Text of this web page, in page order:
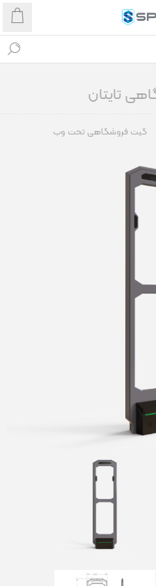
تایتان
گیت فروشگاهی تحت وب